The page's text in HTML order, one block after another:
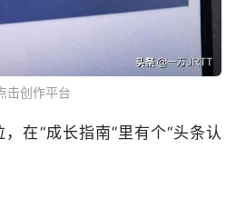
击创作平台
在“成长指南”里有个“头条认